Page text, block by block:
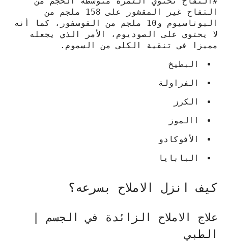
التفاح غير المقشور على 158 ملجم من
البوتاسيوم و10 ملجم من الفوسفور، كما أنه
لا يحتوي على الصوديوم، الأمر الذي يجعله
مميزا في تنقية الكلى من السموم.
البطيخ
الفراولة
الكرز
االموز
الأفوكادو
البابايا
كيف انزل الاملاح بسرعه؟
علاج الاملاح الزائدة في الجسم |
الطبي